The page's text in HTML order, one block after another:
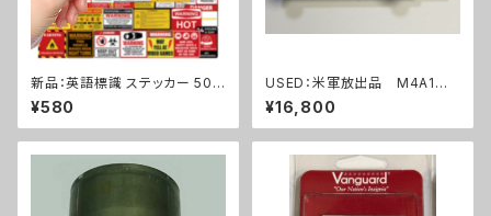
新品：英語標識 ステッカー 50
枚セット PVC 防水(A236).
¥580
USED：米軍放出品 M4A1カ
ービン M4ライフル キャリン
グハンドル(A289)
¥16,800